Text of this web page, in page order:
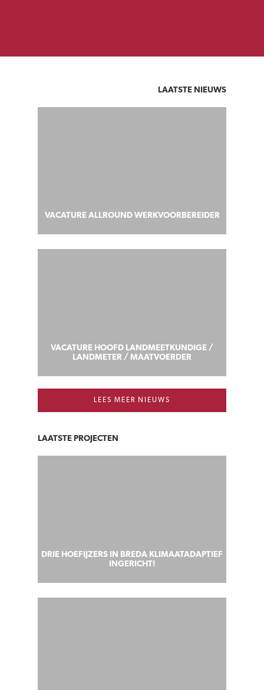
LAATSTE NIEUWS
VACATURE ALLROUND WERKVOORBEREIDER
VACATURE HOOFD LANDMEETKUNDIGE /
LANDMETER / MAATVOERDER
LEES MEER NIEUWS
LAATSTE PROJECTEN
DRIE HOEFIJZERS IN BREDA KLIMAATADAPTIEF
INGERICHT!